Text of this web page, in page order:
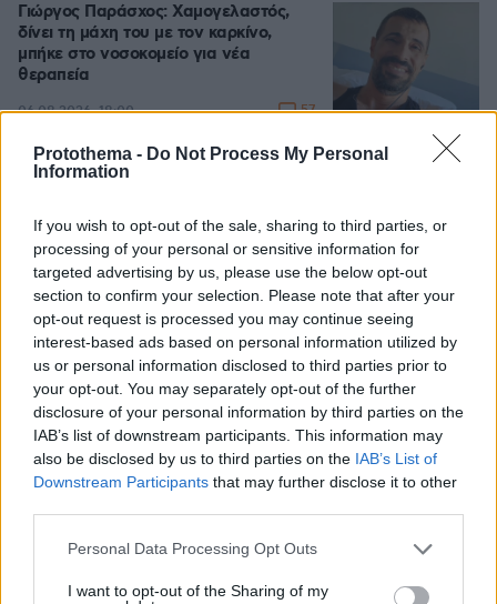
Protothema - Do Not Process My Personal
Information
If you wish to opt-out of the sale, sharing to third parties, or
processing of your personal or sensitive information for
targeted advertising by us, please use the below opt-out
section to confirm your selection. Please note that after your
opt-out request is processed you may continue seeing
interest-based ads based on personal information utilized by
us or personal information disclosed to third parties prior to
your opt-out. You may separately opt-out of the further
disclosure of your personal information by third parties on the
IAB’s list of downstream participants. This information may
also be disclosed by us to third parties on the IAB’s List of
Downstream Participants that may further disclose it to other
Please note that this website/app uses one or more Google
not limited to your visit or usage behaviour. You may click to
Personal Data Processing Opt Outs
I want to opt-out of the Sharing of my
Γιώργος Παράσχος: Χαμογελαστός,
δίνει τη μάχη του με τον καρκίνο,
μπήκε στο νοσοκομείο για νέα
θεραπεία
06.08.2026, 18:00 57
οδύνης έγινε η αποτέφρωση του
συντονιστή που σκοτώθηκε μετά τη
σύγκρουση ελικοπτέρων στην Ψάθα,
φωτογραφίες
06.08.2026, 20:03 127
Πέθανε το άσπρο κουτάβι που
συμβίωνε με αγέλη λύκων στην
Κεντρική Μακεδονία: Καλό ταξίδι
μικρέ, δείτε βίντεο
Προϊόν εργαστηρίου ή της φύσης ο